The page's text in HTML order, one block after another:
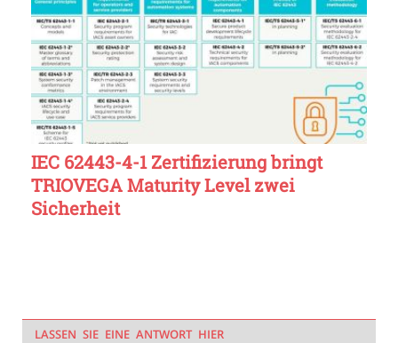
IEC 62443-4-1 Zertifizierung bringt
TRIOVEGA Maturity Level zwei
Sicherheit
LASSEN SIE EINE ANTWORT HIER